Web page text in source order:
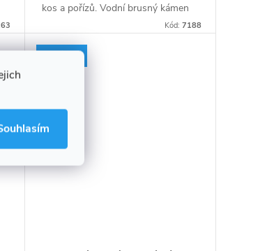
kos a pořízů. Vodní brusný kámen
Kód: 7188
Novinka